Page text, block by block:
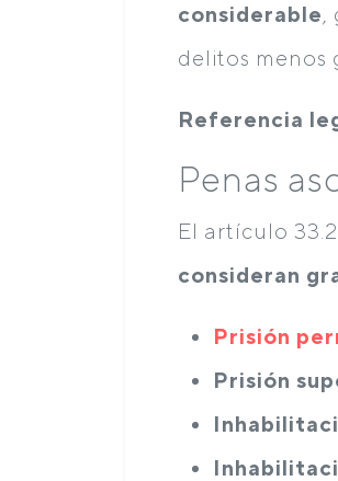
considerable
delitos menos
Referencia
Penas
El artículo
consideran
Prisión
Prisión